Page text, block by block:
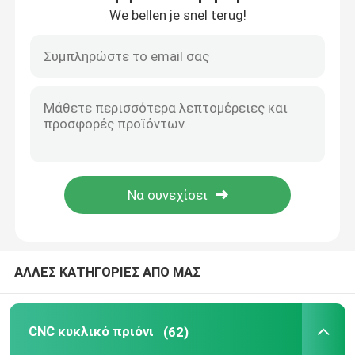
Ειδήσεις
We bellen je snel terug!
ΑΛΛΕΣ ΚΑΤΗΓΟΡΙΕΣ ΑΠΟ ΜΑΣ
CNC κυκλικό πριόνι (62)